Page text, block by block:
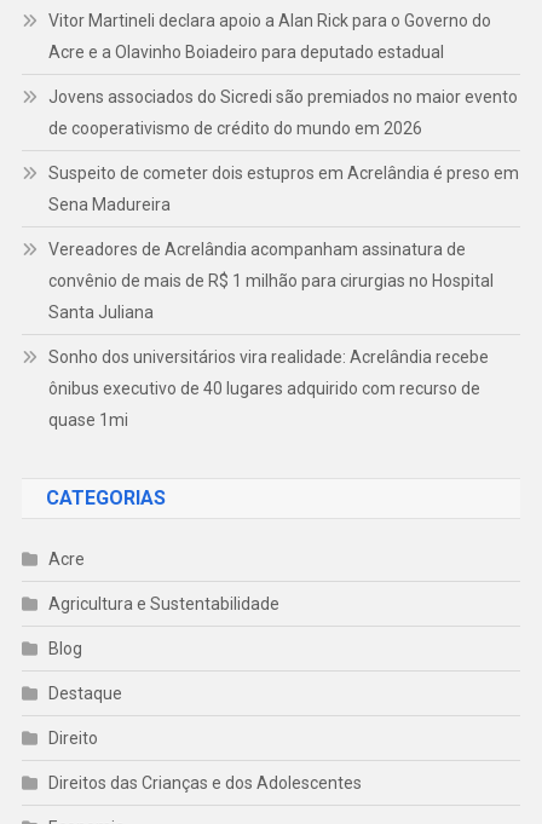
Vitor Martineli declara apoio a Alan Rick para o Governo do
Acre e a Olavinho Boiadeiro para deputado estadual
Jovens associados do Sicredi são premiados no maior evento
de cooperativismo de crédito do mundo em 2026
Suspeito de cometer dois estupros em Acrelândia é preso em
Sena Madureira
Vereadores de Acrelândia acompanham assinatura de
convênio de mais de R$ 1 milhão para cirurgias no Hospital
Santa Juliana
Sonho dos universitários vira realidade: Acrelândia recebe
ônibus executivo de 40 lugares adquirido com recurso de
quase 1mi
CATEGORIAS
Acre
Agricultura e Sustentabilidade
Blog
Destaque
Direito
Direitos das Crianças e dos Adolescentes